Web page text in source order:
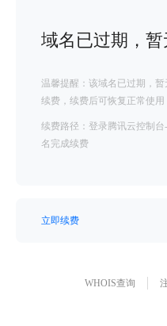
域名已过期，暂
温馨提醒：该域名已过期，
续费，续费后可恢复正常使用
续费路径：登录腾讯云控制
名完成续费
立即续费
WHOIS查询